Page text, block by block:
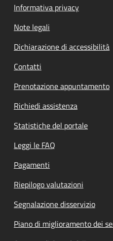
Informativa privacy
Note legali
Dichiarazione di accessibilità
Contatti
Prenotazione appuntamento
Richiedi assistenza
Statistiche del portale
Leggi le FAQ
Pagamenti
Riepilogo valutazioni
Segnalazione disservizio
Piano di miglioramento dei